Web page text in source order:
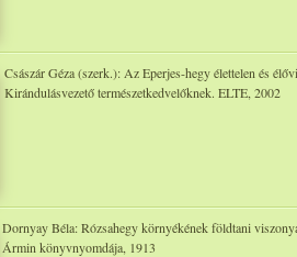
Császár Géza (szerk.): Az Eperjes-hegy élettelen és
Kirándulásvezető természetkedvelőknek. ELTE, 2002
Dornyay Béla: Rózsahegy környékének földtani
Ármin könyvnyomdája, 1913